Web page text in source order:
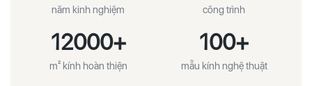
năm kinh nghiệm công trình
12000+
m² kính hoàn thiện
100+
mẫu kính nghệ thuật